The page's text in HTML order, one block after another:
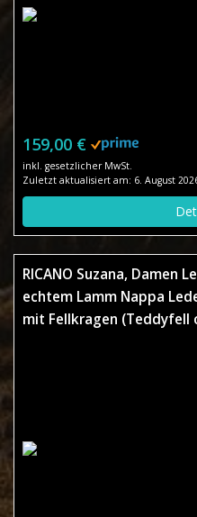
159,00 €
inkl. gesetzlicher MwSt.
Zuletzt aktualisiert am: 6. August
RICANO Suzana, Damen
echtem Lamm Nappa
mit Fellkragen (Teddyfell